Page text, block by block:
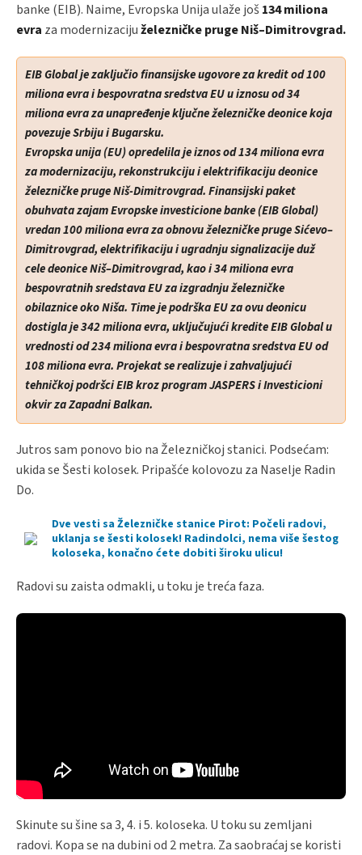
banke (EIB). Naime, Evropska Unija ulaže još 134 miliona
evra za modernizacijuželezničke pruge Niš–Dimitrovgrad.
EIB Global je zaključio finansijske ugovore za kredit od 100
miliona evra i bespovratna sredstva EU u iznosu od 34
miliona evra za unapređenje ključne železničke deonice koja
povezuje Srbiju i Bugarsku.
Evropska unija (EU) opredelila je iznos od 134 miliona evra
za modernizaciju, rekonstrukciju i elektrifikaciju deonice
železničke pruge Niš-Dimitrovgrad. Finansijski paket
obuhvata zajam Evropske investicione banke (EIB Global)
vredan 100 miliona evra za obnovu železničke pruge Sićevo–
Dimitrovgrad, elektrifikaciju i ugradnju signalizacije duž
cele deonice Niš–Dimitrovgrad, kao i 34 miliona evra
bespovratnih sredstava EU za izgradnju železničke
obilaznice oko Niša. Time je podrška EU za ovu deonicu
dostigla je 342 miliona evra, uključujući kredite EIB Global u
vrednosti od 234 miliona evra i bespovratna sredstva EU od
108 miliona evra. Projekat se realizuje i zahvaljujući
tehničkoj podršci EIB kroz program JASPERS i Investicioni
okvir za Zapadni Balkan.
Jutros sam ponovo bio na Železničkoj stanici. Podsećam:
ukida se Šesti kolosek. Pripašće kolovozu za Naselje Radin
Do.
Dve vesti sa Železničke stanice Pirot: Počeli radovi,
uklanja se šesti kolosek! Radindolci, nema više šestog
koloseka, konačno ćete dobiti široku ulicu!
Radovi su zaista odmakli, u toku je treća faza.
Skinute su šine sa 3, 4. i 5. koloseka. U toku su zemljani
radovi. Kopa se na dubini od 2 metra. Za saobraćaj se koristi